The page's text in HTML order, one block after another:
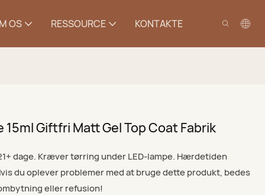
OS RESSOURCE KONTAKTE
15ml Giftfri Matt Gel Top Coat Fabrik
dage. Kræver tørring under LED-lampe. Hærdetiden
du oplever problemer med at bruge dette produkt, bedes
eller refusion!